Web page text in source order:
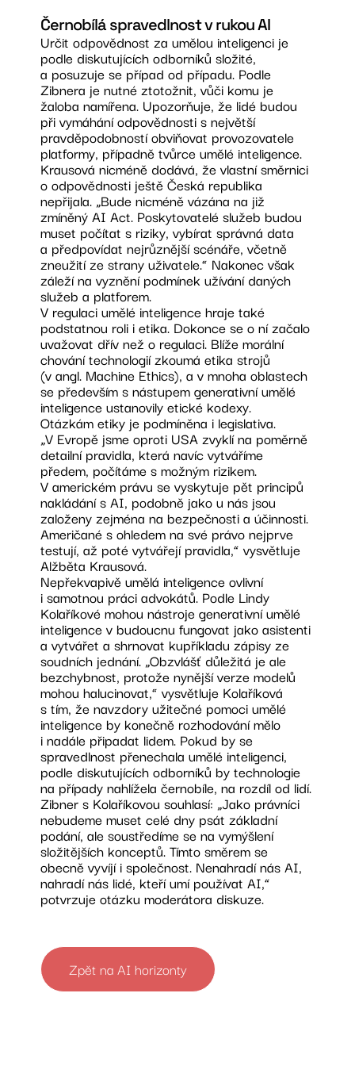
Černobílá spravedlnost v rukou AI
Určit odpovědnost za umělou inteligenci je
podle diskutujících odborníků složité,
a posuzuje se případ od případu. Podle
Zibnera je nutné ztotožnit, vůči komu je
žaloba namířena. Upozorňuje, že lidé budou
při vymáhání odpovědnosti s největší
pravděpodobností obviňovat provozovatele
platformy, případně tvůrce umělé inteligence.
Krausová nicméně dodává, že vlastní směrnici
o odpovědnosti ještě Česká republika
nepřijala. „Bude nicméně vázána na již
zmíněný AI Act. Poskytovatelé služeb budou
muset počítat s riziky, vybírat správná data
a předpovídat nejrůznější scénáře, včetně
zneužití ze strany uživatele.“ Nakonec však
záleží na vyznění podmínek užívání daných
služeb a platforem.
V regulaci umělé inteligence hraje také
podstatnou roli i etika. Dokonce se o ní začalo
uvažovat dřív než o regulaci. Blíže morální
chování technologií zkoumá etika strojů
(v angl. Machine Ethics), a v mnoha oblastech
se především s nástupem generativní umělé
inteligence ustanovily etické kodexy.
Otázkám etiky je podmíněna i legislativa.
„V Evropě jsme oproti USA zvyklí na poměrně
detailní pravidla, která navíc vytváříme
předem, počítáme s možným rizikem.
V americkém právu se vyskytuje pět principů
nakládání s AI, podobně jako u nás jsou
založeny zejména na bezpečnosti a účinnosti.
Američané s ohledem na své právo nejprve
testují, až poté vytvářejí pravidla,“ vysvětluje
Alžběta Krausová.
Nepřekvapivě umělá inteligence ovlivní
i samotnou práci advokátů. Podle Lindy
Kolaříkové mohou nástroje generativní umělé
inteligence v budoucnu fungovat jako asistenti
a vytvářet a shrnovat kupříkladu zápisy ze
soudních jednání. „Obzvlášť důležitá je ale
bezchybnost, protože nynější verze modelů
mohou halucinovat,“ vysvětluje Kolaříková
s tím, že navzdory užitečné pomoci umělé
inteligence by konečně rozhodování mělo
i nadále připadat lidem. Pokud by se
spravedlnost přenechala umělé inteligenci,
podle diskutujících odborníků by technologie
na případy nahlížela černobíle, na rozdíl od lidí.
Zibner s Kolaříkovou souhlasí: „Jako právníci
nebudeme muset celé dny psát základní
podání, ale soustředíme se na vymýšlení
složitějších konceptů. Tímto směrem se
obecně vyvíjí i společnost. Nenahradí nás AI,
nahradí nás lidé, kteří umí používat AI,“
potvrzuje otázku moderátora diskuze.
Zpět na AI horizonty